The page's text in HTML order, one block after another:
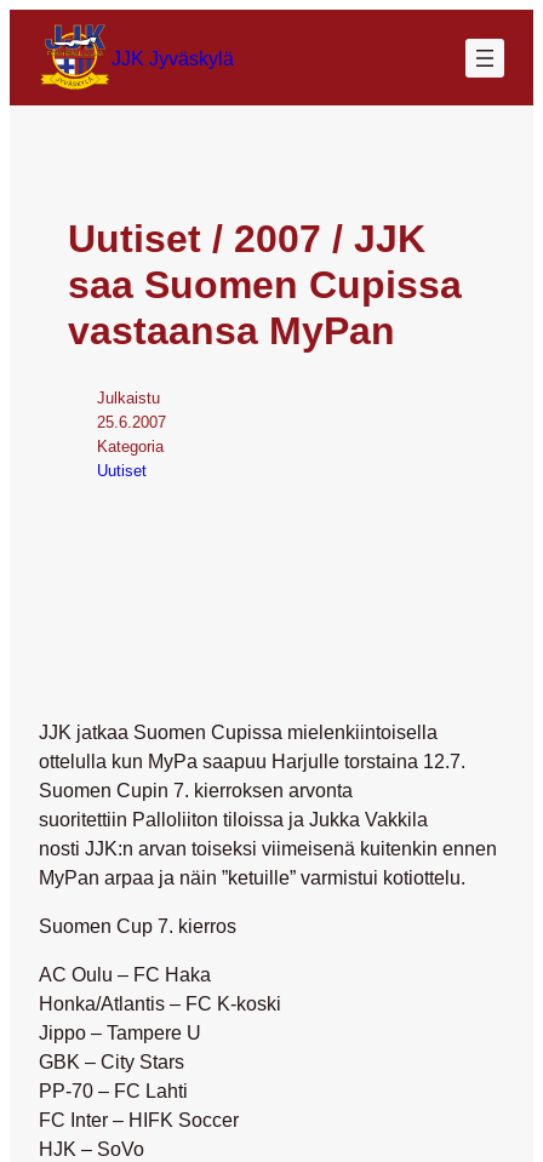
JJK Jyväskylä
Uutiset / 2007 / JJK
saa Suomen Cupissa
vastaansa MyPan
Julkaistu
25.6.2007
Kategoria
Uutiset
JJK jatkaa Suomen Cupissa mielenkiintoisella
ottelulla kun MyPa saapuu Harjulle torstaina 12.7.
Suomen Cupin 7. kierroksen arvonta
suoritettiin Palloliiton tiloissa ja Jukka Vakkila
nosti JJK:n arvan toiseksi viimeisenä kuitenkin ennen
MyPan arpaa ja näin ”ketuille” varmistui kotiottelu.
Suomen Cup 7. kierros
AC Oulu – FC Haka
Honka/Atlantis – FC K-koski
Jippo – Tampere U
GBK – City Stars
PP-70 – FC Lahti
FC Inter – HIFK Soccer
HJK – SoVo